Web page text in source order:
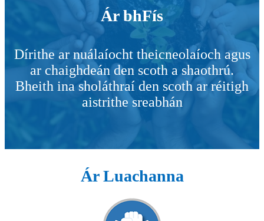
Ár bhFís
Dírithe ar nuálaíocht theicneolaíoch agus
ar chaighdeán den scoth a shaothrú.
Bheith ina sholáthraí den scoth ar réitigh
aistrithe sreabhán
Ár Luachanna